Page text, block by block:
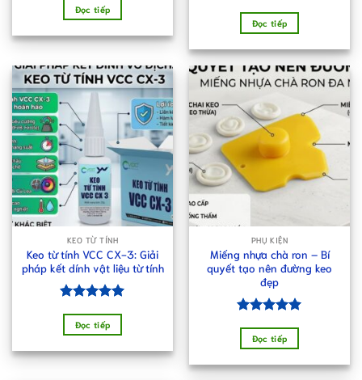
hạng 5.00
5 sao
Đọc tiếp
hạng 5.00
5 sao
Đọc tiếp
KEO TỪ TÍNH
Keo từ tính VCC CX-3: Giải
pháp kết dính vật liệu từ tính
hạng 5.00
5 sao
Đọc tiếp
PHỤ KIỆN
Miếng nhựa chà ron – Bí
quyết tạo nên đường keo
đẹp
hạng 5.00
5 sao
Đọc tiếp